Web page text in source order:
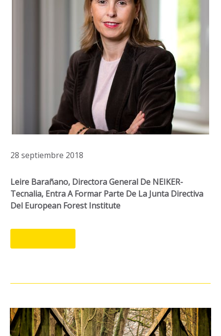
28 septiembre 2018
Leire Barañano, Directora General De NEIKER-
Tecnalia, Entra A Formar Parte De La Junta Directiva
Del European Forest Institute